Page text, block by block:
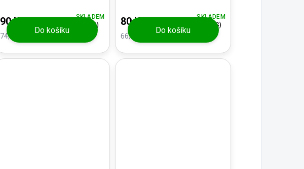
74,38 Kč bez DPH
90 Kč
SKLADEM
(3 KS)
Do košíku
66,12 Kč bez DPH
80 Kč
SKLADEM
(>5 KS)
Do košíku